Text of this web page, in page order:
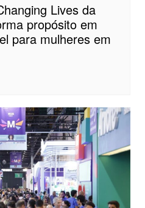
Lives da
propósito em
para mulheres em